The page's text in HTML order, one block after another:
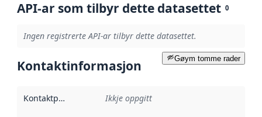
API-ar som tilbyr dette datasettet 0
Ingen registrerte API-ar tilbyr dette datasettet.
Gøym tomme rader
Kontaktinformasjon
Kontaktpunkt Ikkje oppgitt